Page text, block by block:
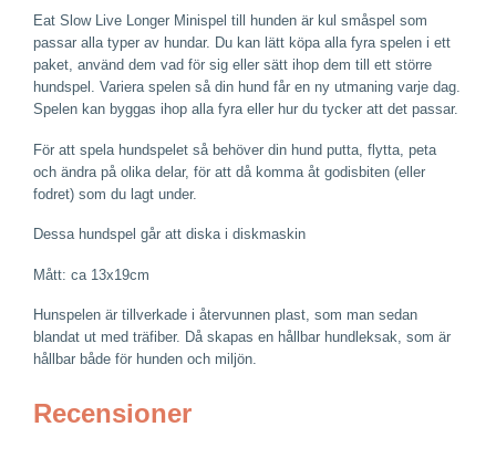
Eat Slow Live Longer Minispel till hunden är kul småspel som
passar alla typer av hundar. Du kan lätt köpa alla fyra spelen i ett
paket, använd dem vad för sig eller sätt ihop dem till ett större
hundspel. Variera spelen så din hund får en ny utmaning varje dag.
Spelen kan byggas ihop alla fyra eller hur du tycker att det passar.
För att spela hundspelet så behöver din hund putta, flytta, peta
och ändra på olika delar, för att då komma åt godisbiten (eller
fodret) som du lagt under.
Dessa hundspel går att diska i diskmaskin
Mått: ca 13x19cm
Hunspelen är tillverkade i återvunnen plast, som man sedan
blandat ut med träfiber. Då skapas en hållbar hundleksak, som är
hållbar både för hunden och miljön.
Recensioner